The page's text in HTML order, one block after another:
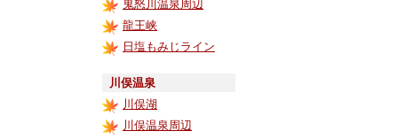
鬼怒川温泉周辺
龍王峡
日塩もみじライン
川俣温泉
川俣湖
川俣温泉周辺